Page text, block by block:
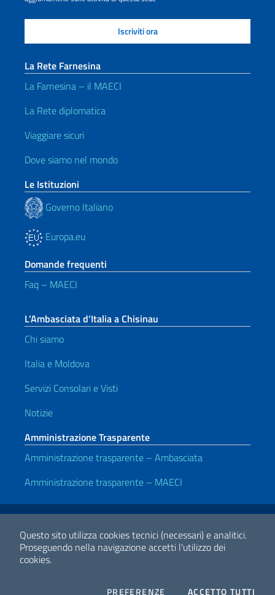
Questo sito utilizza cookies tecnici (necessari) e analitici.
Proseguendo nella navigazione accetti l'utilizzo dei
cookies.
PREFERENZE COOKIESACCETTO TUTTI
La Rete Farnesina
La Farnesina – il MAECI
La Rete diplomatica
Viaggiare sicuri
Dove siamo nel mondo
Le Istituzioni
Governo Italiano
Europa.eu
Domande frequenti
Faq – MAECI
L’Ambasciata d’Italia a Chisinau
Chi siamo
Italia e Moldova
Servizi Consolari e Visti
Notizie
Amministrazione Trasparente
Amministrazione trasparente – Ambasciata
Amministrazione trasparente – MAECI
Link Utili